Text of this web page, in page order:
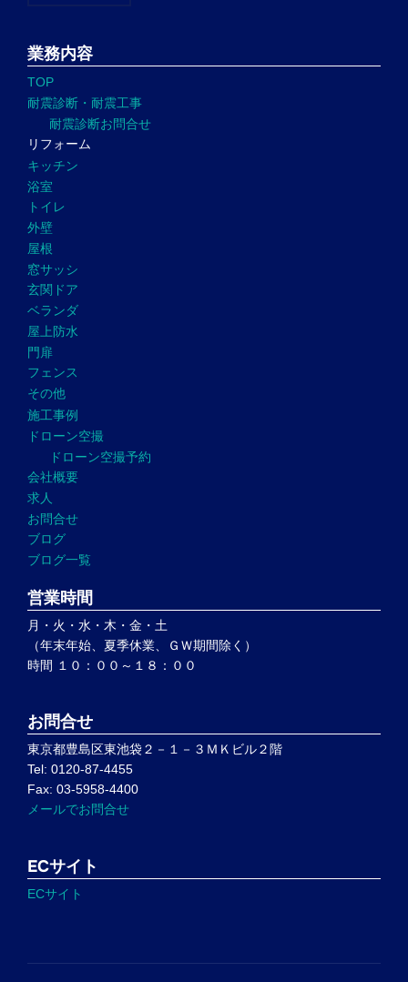
業務内容
TOP
耐震診断・耐震工事
耐震診断お問合せ
リフォーム
キッチン
浴室
トイレ
外壁
屋根
窓サッシ
玄関ドア
ベランダ
屋上防水
門扉
フェンス
その他
施工事例
ドローン空撮
ドローン空撮予約
会社概要
求人
お問合せ
ブログ
ブログ一覧
営業時間
月・火・水・木・金・土
（年末年始、夏季休業、ＧＷ期間除く）
時間 １０：００～１８：００
お問合せ
東京都豊島区東池袋２－１－３ＭＫビル２階
Tel: 0120-87-4455
Fax: 03-5958-4400
メールでお問合せ
ECサイト
ECサイト